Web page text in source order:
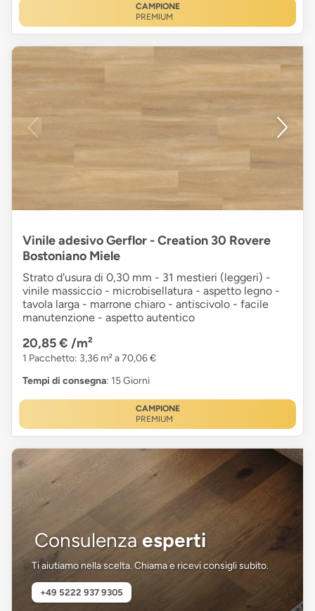
CAMPIONE
PREMIUM
Vinile adesivo Gerflor - Creation 30 Rovere
Bostoniano Miele
Strato d'usura di 0,30 mm - 31 mestieri (leggeri) -
vinile massiccio - microbisellatura - aspetto legno -
tavola larga - marrone chiaro - antiscivolo - facile
manutenzione - aspetto autentico
20,85 € /m²
1 Pacchetto: 3,36 m² a 70,06 €
Tempi di consegna: 15 Giorni
CAMPIONE
PREMIUM
Consulenza esperti
Ti aiutiamo nella scelta. Chiama e ricevi consigli subito.
+49 5222 937 9305